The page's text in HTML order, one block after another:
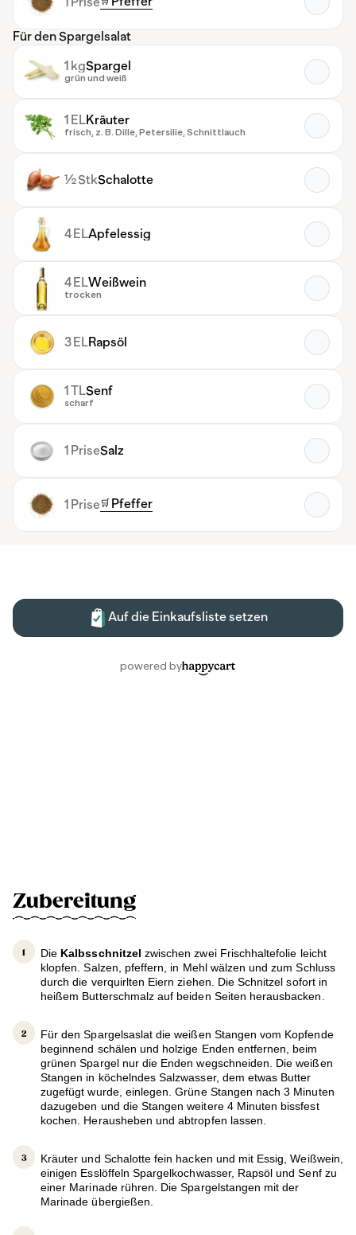
Zubereitung
Die Kalbsschnitzel zwischen zwei Frischhaltefolie leicht
klopfen. Salzen, pfeffern, in Mehl wälzen und zum Schluss
durch die verquirlten Eiern ziehen. Die Schnitzel sofort in
heißem Butterschmalz auf beiden Seiten herausbacken.
Für den Spargelsaslat die weißen Stangen vom Kopfende
beginnend schälen und holzige Enden entfernen, beim
grünen Spargel nur die Enden wegschneiden. Die weißen
Stangen in köchelndes Salzwasser, dem etwas Butter
zugefügt wurde, einlegen. Grüne Stangen nach 3 Minuten
dazugeben und die Stangen weitere 4 Minuten bissfest
kochen. Herausheben und abtropfen lassen.
Kräuter und Schalotte fein hacken und mit Essig, Weißwein,
einigen Esslöffeln Spargelkochwasser, Rapsöl und Senf zu
einer Marinade rühren. Die Spargelstangen mit der
Marinade übergießen.